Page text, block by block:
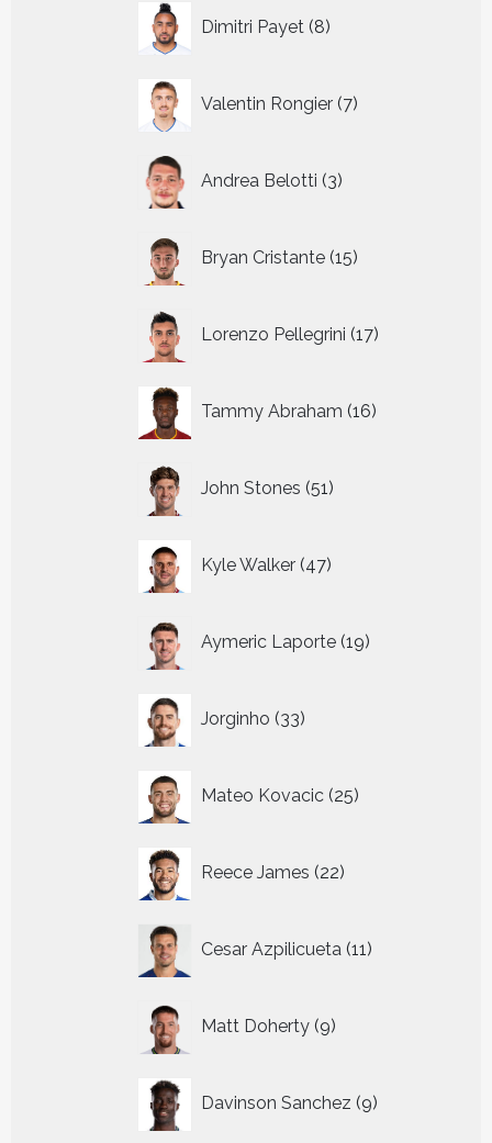
Dimitri Payet 8
producten
Valentin Rongier 7
producten
Andrea Belotti 3
producten
Bryan Cristante 15
producten
Lorenzo Pellegrini 17
producten
Tammy Abraham 16
producten
John Stones 51
producten
Kyle Walker 47
producten
Aymeric Laporte 19
producten
Jorginho 33
producten
Mateo Kovacic 25
producten
Reece James 22
producten
Cesar Azpilicueta 11
producten
Matt Doherty 9
producten
Davinson Sanchez 9
producten